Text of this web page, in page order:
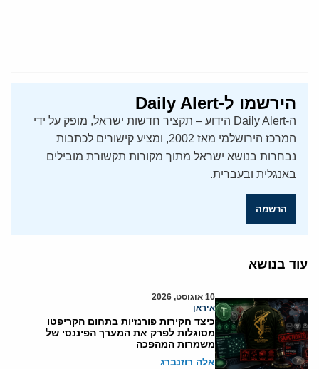
הירשמו ל-Daily Alert
ה-Daily Alert הידוע – תקציר חדשות ישראל, מופק על ידי
המרכז הירושלמי מאז 2002, ומציע קישורים לכתבות
נבחרות בנושא ישראל מתוך מקורות תקשורת מובילים
באנגלית ובעברית.
הרשמה
עוד בנושא
10 אוגוסט, 2026
איראן
כיצד חקירות פורנזיות בתחום הקריפטו
מסוגלות לפרק את המערך הפיננסי של
משמרות המהפכה
אלה רוזנברג